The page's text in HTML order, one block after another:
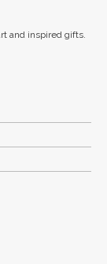
and inspired gifts.